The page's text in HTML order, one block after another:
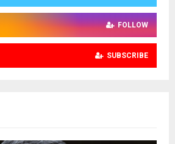
FOLLOW
SUBSCRIBE